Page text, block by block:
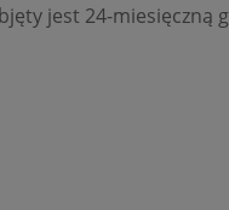
jest 24-miesięczną